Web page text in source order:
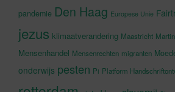
pandemie Den Haag Europese Unie
jezus klimaatverandering Maastricht
Mensenhandel Mensenrechten migranten
onderwijs pesten Pi Platform